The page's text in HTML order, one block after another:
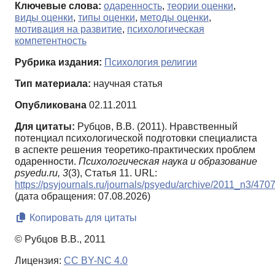
Ключевые слова: одаренность, теории оценки,
виды оценки, типы оценки, методы оценки,
мотивация на развитие, психологическая
компетентность
Рубрика издания: Психология религии
Тип материала: научная статья
Опубликована 02.11.2011
Для цитаты: Рубцов, В.В. (2011). Нравственный
потенциал психологической подготовки специалиста
в аспекте решения теоретико-практических проблем
одаренности. Психологическая наука и образование
psyedu.ru, 3(3), Статья 11. URL:
https://psyjournals.ru/journals/psyedu/archive/2011_n3/
(дата обращения: 07.08.2026)
Копировать для цитаты
© Рубцов В.В., 2011
Лицензия: CC BY-NC 4.0